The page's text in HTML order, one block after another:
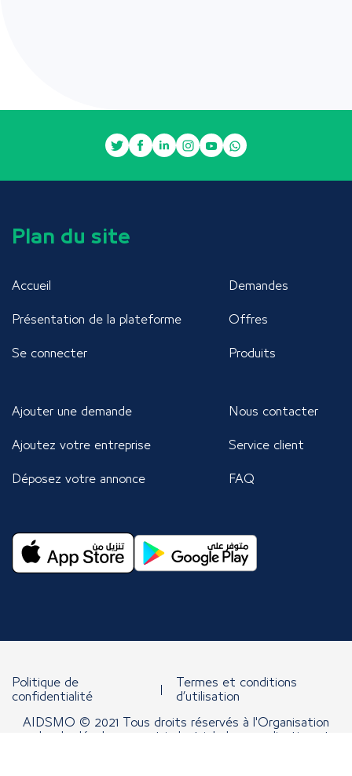
Plan du site
Accueil
Présentation de la plateforme
Se connecter
Demandes
Offres
Produits
Ajouter une demande
Ajoutez votre entreprise
Déposez votre annonce
Nous contacter
Service client
FAQ
Politique de
confidentialité
Termes et conditions
d’utilisation
AIDSMO © 2021 Tous droits réservés à l'Organisation